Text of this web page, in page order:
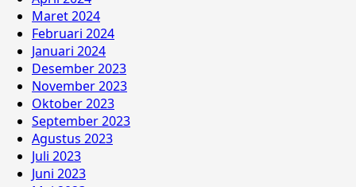
Maret 2024
Februari 2024
Januari 2024
Desember 2023
November 2023
Oktober 2023
September 2023
Agustus 2023
Juli 2023
Juni 2023